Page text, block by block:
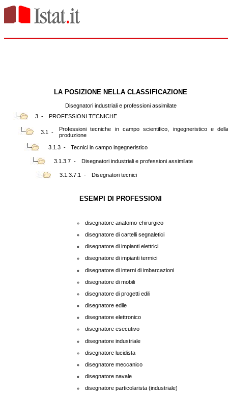
LA POSIZIONE NELLA CLASSIFICAZIONE
Disegnatori industriali e professioni assimilate
3 -
PROFESSIONI TECNICHE
3.1 -
Professioni tecniche in campo scientifico, ingegneristico e
produzione
3.1.3 -
Tecnici in campo ingegneristico
3.1.3.7 - Disegnatori industriali e professioni assimilate
3.1.3.7.1 - Disegnatori tecnici
ESEMPI DI PROFESSIONI
disegnatore anatomo-chirurgico
disegnatore di cartelli segnaletici
disegnatore di impianti elettrici
disegnatore di impianti termici
disegnatore di interni di imbarcazioni
disegnatore di mobili
disegnatore di progetti edili
disegnatore edile
disegnatore elettronico
disegnatore esecutivo
disegnatore industriale
disegnatore lucidista
disegnatore meccanico
disegnatore navale
disegnatore particolarista (industriale)